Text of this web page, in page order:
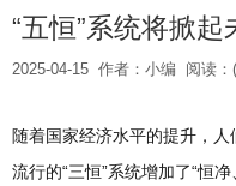
“五恒”系统将掀
2025-04-15 作者：小编 阅读：(
随着国家经济水平的提升，
流行的“三恒”系统增加了“恒